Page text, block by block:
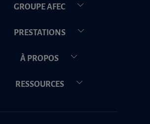
GROUPE AFEC
PRESTATIONS
À PROPOS
RESSOURCES